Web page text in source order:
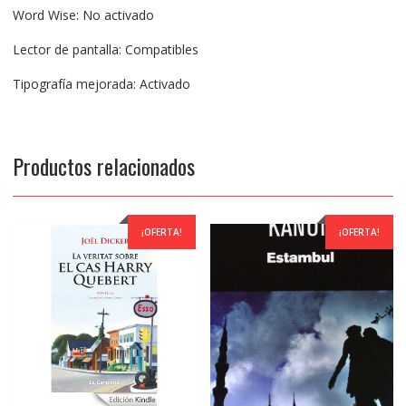
Word Wise: No activado
Lector de pantalla: Compatibles
Tipografía mejorada: Activado
Productos relacionados
¡OFERTA! ¡OFERTA!